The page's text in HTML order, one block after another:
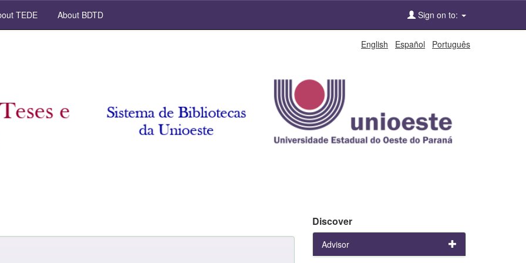
TEDE About BDTD Sign on to:
English Español Português
Discover
Advisor